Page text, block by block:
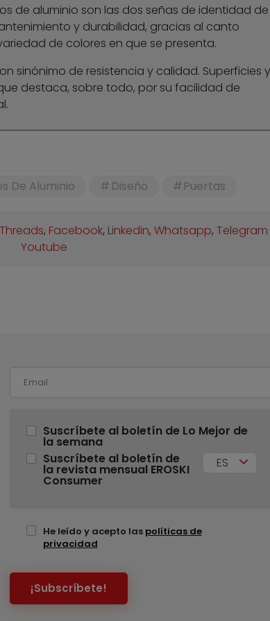
de aluminio son las dos señas de identidad de
y durabilidad, gracias al canto
de colores en que se presenta.
sinónimo de resistencia y calidad. Superficies y
destaca, sobre todo, por su facilidad de
De Aluminio Diseño Puertas
Threads, Facebook, Linkedin,Whatsapp,Telegram
Youtube
Suscríbete al boletín de Lo Mejor de
la semana
Suscríbete al boletín de
la revista mensual EROSKI
Consumer
ES
He leído y acepto las políticas de
privacidad
¡Subscríbete!